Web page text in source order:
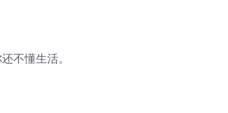
不懂生活。